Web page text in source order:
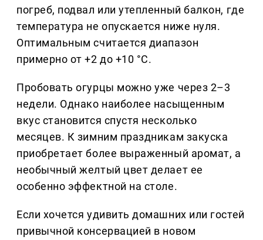
погреб, подвал или утепленный балкон, где
температура не опускается ниже нуля.
Оптимальным считается диапазон
примерно от +2 до +10 °C.
Пробовать огурцы можно уже через 2–3
недели. Однако наиболее насыщенным
вкус становится спустя несколько
месяцев. К зимним праздникам закуска
приобретает более выраженный аромат, а
необычный желтый цвет делает ее
особенно эффектной на столе.
Если хочется удивить домашних или гостей
привычной консервацией в новом